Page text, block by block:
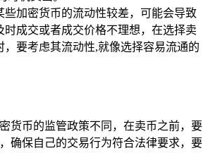
些加密货币的流动性较差，可能会导致
时成交或者成交价格不理想，在选择卖
，要考虑其流动性,就像选择容易流通的
货币的监管政策不同，在卖币之前，要
确保自己的交易行为符合法律要求，要